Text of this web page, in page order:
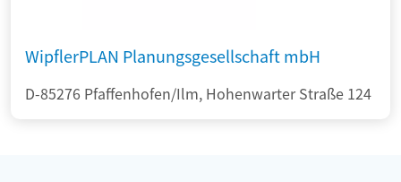
WipflerPLAN Planungsgesellschaft mbH
D-85276 Pfaffenhofen/Ilm, Hohenwarter Straße 124